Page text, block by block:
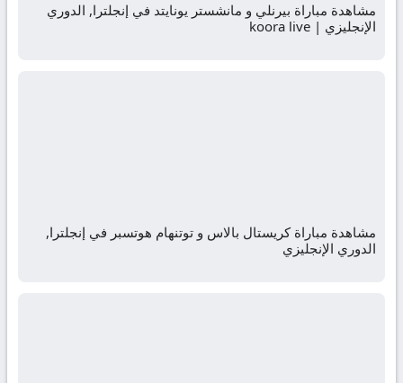
مشاهدة مباراة بيرنلي و مانشستر يونايتد في إنجلترا, الدوري
الإنجليزي | koora live
مشاهدة مباراة كريستال بالاس و توتنهام هوتسبر في إنجلترا,
الدوري الإنجليزي